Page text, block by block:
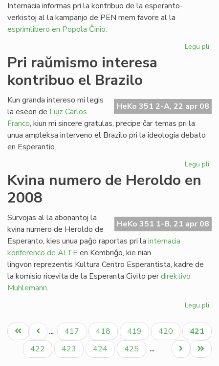
Internacia informas pri la kontribuo de la esperanto-
verkistoj al la kampanjo de PEN mem favore al la
esprimlibero en Popola Ĉinio.
Legu pli
Pri raŭmismo interesa
kontribuo el Brazilo
HeKo 351 2-A, 22 apr 08
Kun granda intereso mi legis
la eseon de Luiz Carlos
Franco, kiun mi sincere gratulas, precipe ĉar temas pri la
unua ampleksa interveno el Brazilo pri la ideologia debato
en Esperantio.
Legu pli
el
Kvina numero de Heroldo en
2008
HeKo 351 1-B, 21 apr 08
Survojas al la abonantoj la
kvina numero de Heroldo de
Esperanto, kies unua paĝo raportas pri la internacia
konferenco de ALTE en Kembriĝo, kie nian
lingvon reprezentis Kultura Centro Esperantista, kadre de
la komisio ricevita de la Esperanta Civito perdirektivo
Muhlemann.
Legu pli
de
en
Pagination
Unua
paĝo
Antaŭa
paĝo
… Paĝo
417 Paĝo
418 Paĝo
419 Paĝo
420
Aktuala
paĝo
421
Paĝo
422 Paĝo
423 Paĝo
424 Paĝo
425 …
Last
page
Next
page